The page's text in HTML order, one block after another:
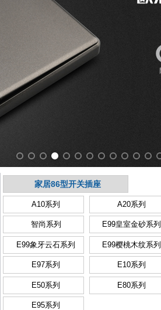
家居86型开关插座
A10系列 A20系列
智尚系列 E99皇室金砂系列
E99象牙云石系列 E99樱桃木纹系列
E97系列 E10系列
E50系列 E80系列
E95系列